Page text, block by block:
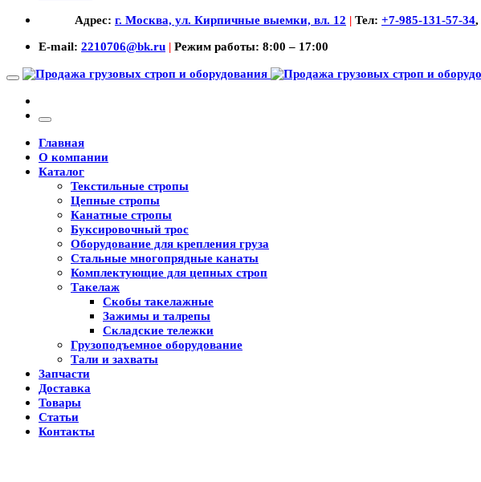
Адрес: г. Москва, ул. Кирпичные выемки, вл. 12 | Тел: +7-985-131-57-34,
E-mail: 2210706@bk.ru | Режим работы: 8:00 – 17:00
Главная
О компании
Каталог
Текстильные стропы
Цепные стропы
Канатные стропы
Буксировочный трос
Оборудование для крепления груза
Стальные многопрядные канаты
Комплектующие для цепных строп
Такелаж
Скобы такелажные
Зажимы и талрепы
Складские тележки
Грузоподъемное оборудование
Тали и захваты
Запчасти
Доставка
Товары
Статьи
Контакты